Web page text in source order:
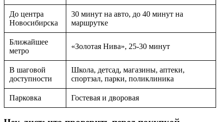
До центра
Новосибирска
30 минут на авто, до 40 минут на
маршрутке
Ближайшее
метро
«Золотая Нива», 25-30 минут
В шаговой
доступности
Школа, детсад, магазины, аптеки,
спортзал, парки, поликлиника
Парковка Гостевая и дворовая